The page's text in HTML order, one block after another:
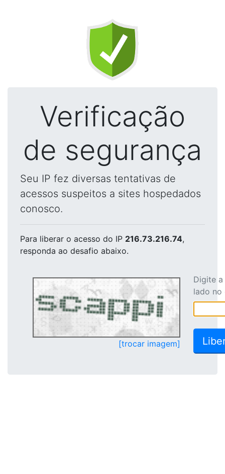
Verificação
de segurança
Seu IP fez diversas tentativas de
acessos suspeitos a sites hospedados
conosco.
Para liberar o acesso do IP 216.73.216.74,
responda ao desafio abaixo.
[trocar imagem]
Digite
lado no